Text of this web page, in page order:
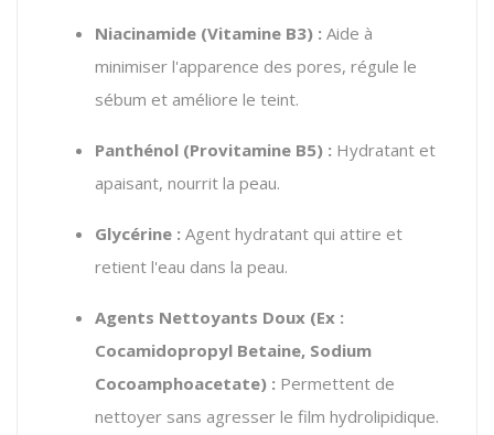
Niacinamide (Vitamine B3) : Aide à
minimiser l'apparence des pores, régule le
sébum et améliore le teint.
Panthénol (Provitamine B5) : Hydratant et
apaisant, nourrit la peau.
Glycérine : Agent hydratant qui attire et
retient l'eau dans la peau.
Agents Nettoyants Doux (Ex :
Cocamidopropyl Betaine, Sodium
Cocoamphoacetate) : Permettent de
nettoyer sans agresser le film hydrolipidique.